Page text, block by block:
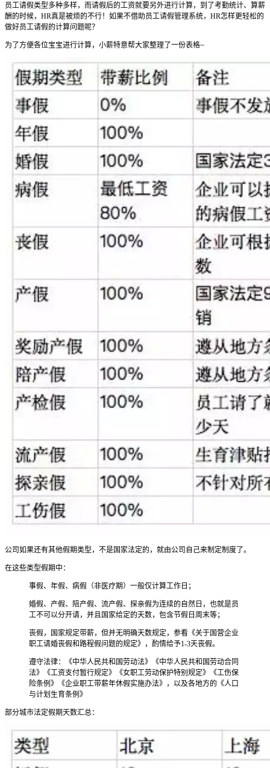
员工请假类型多种多样，而请假后的工资就要另外进行计算，到了考勤统计、算薪
酬的时候，HR真是被烦的不行！如果不借助员工请假管理系统，HR怎样更轻松的
做好员工请假的计算问题呢？
为了方便各位宝宝进行计算，小薪特意帮大家整理了一份表格~
公司如果还有其他假期类型，不是国家法定的，就由公司自己来制定制度了。
在这些类型假期中：
事假、年假、病假（非医疗期）一般仅计算工作日；
婚假、产假、陪产假、流产假、探亲假为连续的自然日，也就是员
工不可以分开请，并且国家给定的天数，包含节假日周末等；
丧假，国家规定带薪，但并无明确天数规定，参看《关于国营企业
职工请婚丧假和路程假问题的规定》，酌情给予1-3天丧假。
遵守法律：《中华人民共和国劳动法》《中华人民共和国劳动合同
法》《工资支付暂行规定》《女职工劳动保护特别规定》《工伤保
险条例》《企业职工带薪年休假实施办法》，以及各地方的《人口
与计划生育条例》
部分城市法定假期天数汇总：